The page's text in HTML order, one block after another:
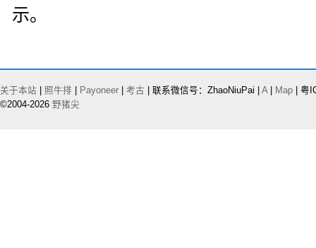
示。
关于本站 照牛排 Payoneer 考古 | 联系微信号：ZhaoNiuPai | A Map | 粤
©2004-2026 野猪尖